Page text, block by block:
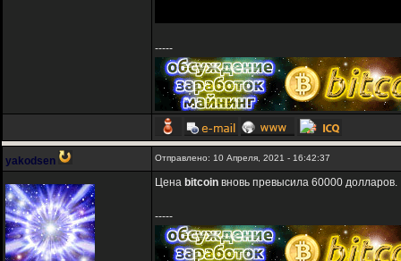
-----
yakodsen Отправлено: 10 Апреля, 2021 - 16:42:37
Цена bitcoin вновь превысила 60000 долларов.
-----